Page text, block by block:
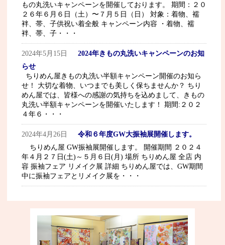
もの丸洗いキャンペーンを開催しております。 期間：２０
２６年６月６日（土）〜７月５日（日） 対象：着物、襦
袢、帯、子供祝い着全般 キャンペーン内容 ・着物、襦
袢、帯、子・・・
2024年5月15日
2024年きもの丸洗いキャンペーンのお知
らせ
ちりめん屋きもの丸洗い半額キャンペーン開催のお知ら
せ！ 大切な着物、いつまでも美しく保ちませんか？ ちり
めん屋では、皆様への感謝の気持ちを込めまして、きもの
丸洗い半額キャンペーンを開催いたします！ 期間:２０２
４年６・・・
2024年4月26日
令和６年度GW大振袖展開催します。
ちりめん屋 GW振袖展開催します。 開催期間 ２０２４
年４月２７日(土)～５月６日(月) 場所 ちりめん屋 全店 内
容 振袖フェア リメイク展 詳細 ちりめん屋では、GW期間
中に振袖フェアとリメイク展を・・・